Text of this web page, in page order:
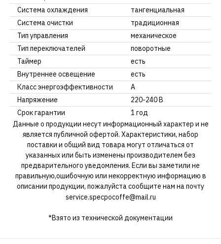
Система охлаждения
тангенциальная
Система очистки
традиционная
Тип управления
механическое
Тип переключателей
поворотные
Таймер
есть
Внутреннее освещение
есть
Класс энергоэффективности
А
Напряжение
220-240 В
Срок гарантии
1 год
Данные о продукции несут информационный характер и не
является публичной офертой. Характеристики, набор
поставки и общий вид товара могут отличаться от
указанных или быть изменены производителем без
предварительного уведомления. Если вы заметили не
правильную,ошибочную или некорректную информацию в
описании продукции, пожалуйста сообщите нам на почту
service.specpocoffe@mail.ru
*Взято из технической документации